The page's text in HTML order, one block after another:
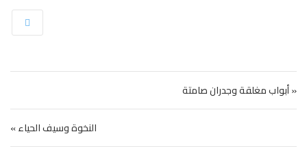
تصفّح المقالات
« أبواب مغلقة وجدران صامتة
النخوة وسيف الحياء »